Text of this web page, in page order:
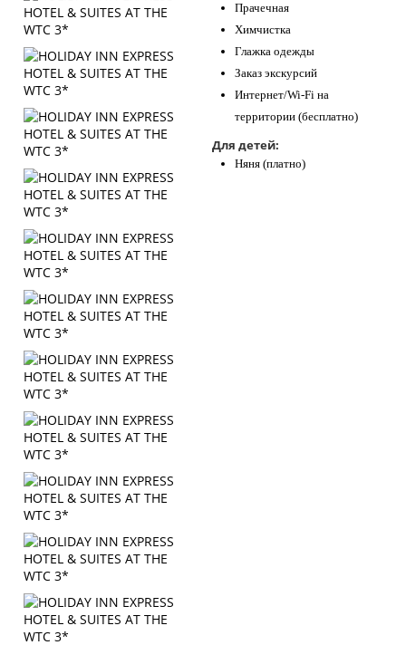
Прачечная
Химчистка
Глажка одежды
Заказ экскурсий
Интернет/Wi-Fi на
территории (бесплатно)
Для детей:
Няня (платно)